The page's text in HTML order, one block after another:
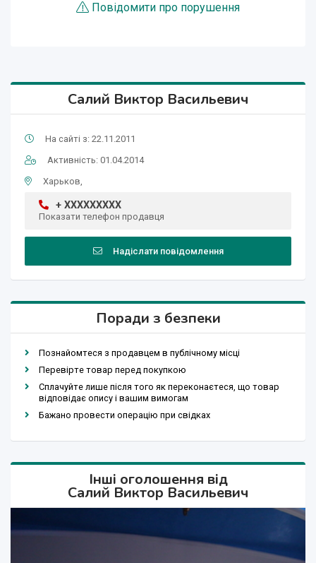
Повідомити про порушення
Салий Виктор Васильевич
На сайті з: 22.11.2011
Активність: 01.04.2014
Харьков,
+ XXXXXXXXX
Показати телефон продавця
Надіслати повідомлення
Поради з безпеки
Познайомтеся з продавцем в публічному місці
Перевірте товар перед покупкою
Сплачуйте лише після того як переконаєтеся, що товар
відповідає опису і вашим вимогам
Бажано провести операцію при свідках
Інші оголошення від
Салий Виктор Васильевич